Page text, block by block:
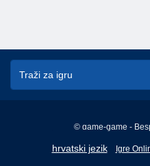
© game-game -
hrvatski jezik
English
Igre